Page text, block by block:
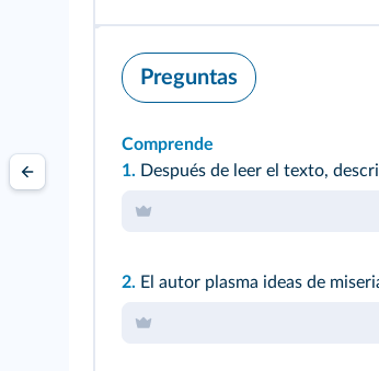
Preguntas
Comprende
1. Después de leer el texto,
2. El autor plasma ideas de